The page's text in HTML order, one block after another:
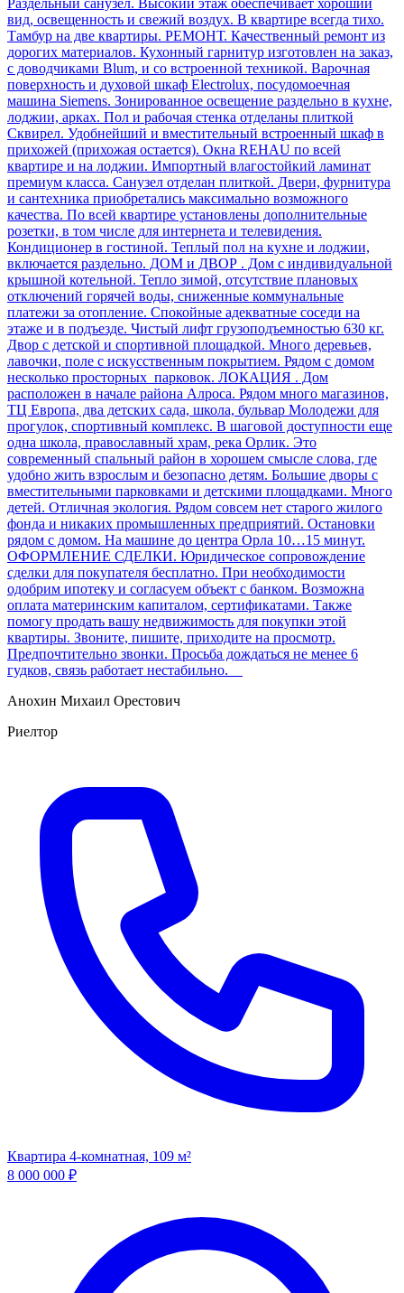
Раздельный санузел. Высокий этаж обеспечивает хороший
вид, освещенность и свежий воздух. В квартире всегда тихо.
Тамбур на две квартиры. РЕМОНТ. Качественный ремонт из
дорогих материалов. Кухонный гарнитур изготовлен на заказ,
с доводчиками Blum, и со встроенной техникой. Варочная
поверхность и духовой шкаф Electrolux, посудомоечная
машина Siemens. Зонированное освещение раздельно в кухне,
лоджии, арках. Пол и рабочая стенка отделаны плиткой
Сквирел. Удобнейший и вместительный встроенный шкаф в
прихожей (прихожая остается). Окна REHAU по всей
квартире и на лоджии. Импортный влагостойкий ламинат
премиум класса. Санузел отделан плиткой. Двери, фурнитура
и сантехника приобретались максимально возможного
качества. По всей квартире установлены дополнительные
розетки, в том числе для интернета и телевидения.
Кондиционер в гостиной. Теплый пол на кухне и лоджии,
включается раздельно. ДОМ и ДВОР . Дом с индивидуальной
крышной котельной. Тепло зимой, отсутствие плановых
отключений горячей воды, сниженные коммунальные
платежи за отопление. Спокойные адекватные соседи на
этаже и в подъезде. Чистый лифт грузоподъемностью 630 кг.
Двор с детской и спортивной площадкой. Много деревьев,
лавочки, поле с искусственным покрытием. Рядом с домом
несколько просторных парковок. ЛОКАЦИЯ . Дом
расположен в начале района Алроса. Рядом много магазинов,
ТЦ Европа, два детских сада, школа, бульвар Молодежи для
прогулок, спортивный комплекс. В шаговой доступности еще
одна школа, православный храм, река Орлик. Это
современный спальный район в хорошем смысле слова, где
удобно жить взрослым и безопасно детям. Большие дворы с
вместительными парковками и детскими площадками. Много
детей. Отличная экология. Рядом совсем нет старого жилого
фонда и никаких промышленных предприятий. Остановки
рядом с домом. На машине до центра Орла 10…15 минут.
ОФОРМЛЕНИЕ СДЕЛКИ. Юридическое сопровождение
сделки для покупателя бесплатно. При необходимости
одобрим ипотеку и согласуем объект с банком. Возможна
оплата материнским капиталом, сертификатами. Также
помогу продать вашу недвижимость для покупки этой
квартиры. Звоните, пишите, приходите на просмотр.
Предпочтительно звонки. Просьба дождаться не менее 6
гудков, связь работает нестабильно.
Анохин Михаил Орестович
Риелтор
Квартира 4-комнатная, 109 м²
8 000 000 ₽